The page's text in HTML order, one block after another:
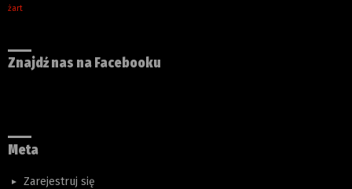
żart
Znajdź nas na Facebooku
Meta
Zarejestruj się